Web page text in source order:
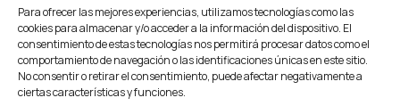
Para ofrecer las mejores experiencias, utilizamos tecnologías como las
cookies para almacenar y/o acceder a la información del dispositivo. El
consentimiento de estas tecnologías nos permitirá procesar datos como el
comportamiento de navegación o las identificaciones únicas en este sitio.
No consentir o retirar el consentimiento, puede afectar negativamente a
ciertas características y funciones.